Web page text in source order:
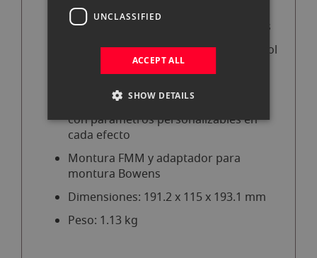
Funcionamiento intuitivo con pantalla
de 2,0 pulgadas, 2 botones y 2 perillas
Métodos de control: integrado, control
remoto, aplicación Nanlink y
12 efectos especiales incorporados
con parámetros personalizables en
cada efecto
Montura FMM y adaptador para
montura Bowens
Dimensiones: 191.2 x 115 x 193.1 mm
Peso: 1.13 kg
UNCLASSIFIED
ACCEPT ALL
SHOW DETAILS